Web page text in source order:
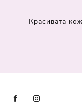
Красивата